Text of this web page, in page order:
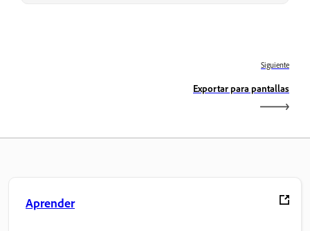
Siguiente
Exportar para pantallas
Aprender